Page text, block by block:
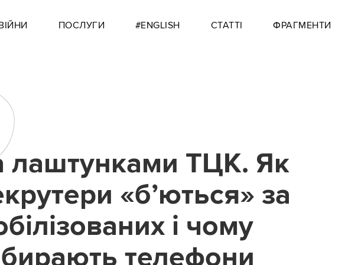
ПОСЛУГИ #ENGLISH СТАТТІ ФРАГМЕНТИ
лаштунками ТЦК. Як
«б’ються» за
і чому
телефони